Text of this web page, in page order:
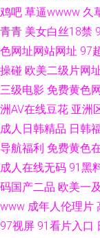
鸡吧 草逼wwww 久
青青 美女白丝18禁
色网址网站网址 97
操碰 欧美二级片网
三级电影 免费黄色
洲AV在线豆花 亚洲
成人日韩精品 日韩
导航福利 免费黄色
成人在线无码 91黑
码国产二品 欧美一
www 成年人伦理片
97视屏 91看片入口